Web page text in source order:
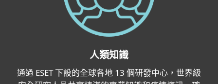
人類知識
通過 ESET 下設的全球各地 13 個研發中心，世界級